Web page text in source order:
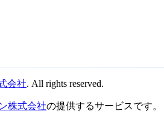
会社. All rights reserved.
株式会社の提供するサービスです。